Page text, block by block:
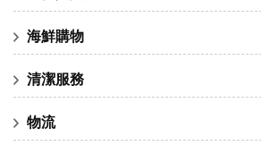
海鮮購物
清潔服務
物流